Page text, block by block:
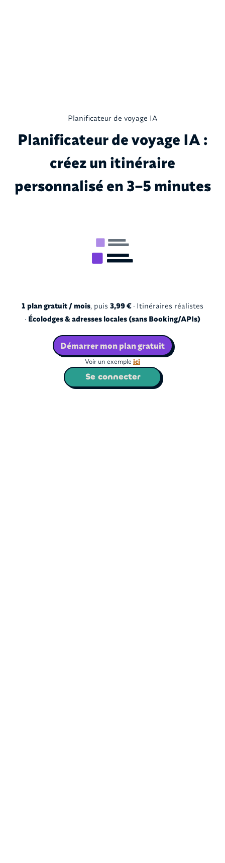
Planificateur de voyage IA
Planificateur de voyage IA :
créez un itinéraire
personnalisé en 3–5 minutes
1 plan gratuit / mois, puis 3,99 € · Itinéraires réalistes
· Écolodges & adresses locales (sans Booking/APIs)
Démarrer mon plan gratuit
Voir un exemple ici
Se connecter